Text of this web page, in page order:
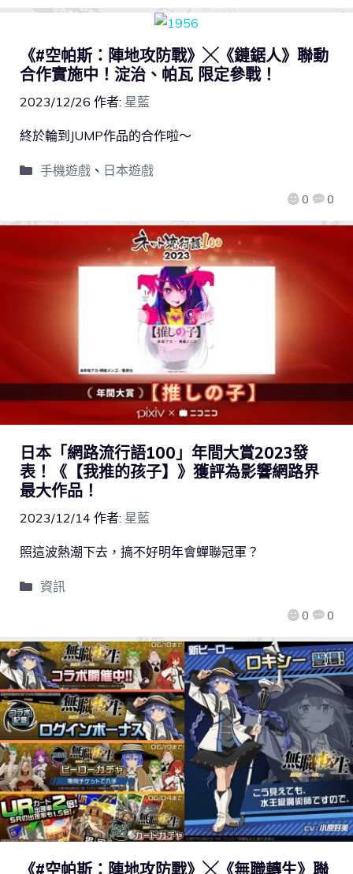
《#空帕斯：陣地攻防戰》╳《鏈鋸人》聯動
合作實施中！淀治、帕瓦 限定參戰！
2023/12/26 作者: 星藍
0 0
終於輪到JUMP作品的合作啦～
手機遊戲、 日本遊戲
日本「網路流行語100」年間大賞2023發
表！《【我推的孩子】》獲評為影響網路界
最大作品！
2023/12/14 作者: 星藍
0 0
照這波熱潮下去，搞不好明年會蟬聯冠軍？
資訊
《#空帕斯：陣地攻防戰》╳《無職轉生》聯